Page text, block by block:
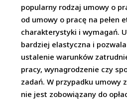
popularny rodzaj umowy o
od umowy o pracę na pełen
charakterystyki i wymagań.
bardziej elastyczna i
ustalenie warunków
pracy, wynagrodzenie czy
zadań. W przypadku umowy
nie jest zobowiązany do